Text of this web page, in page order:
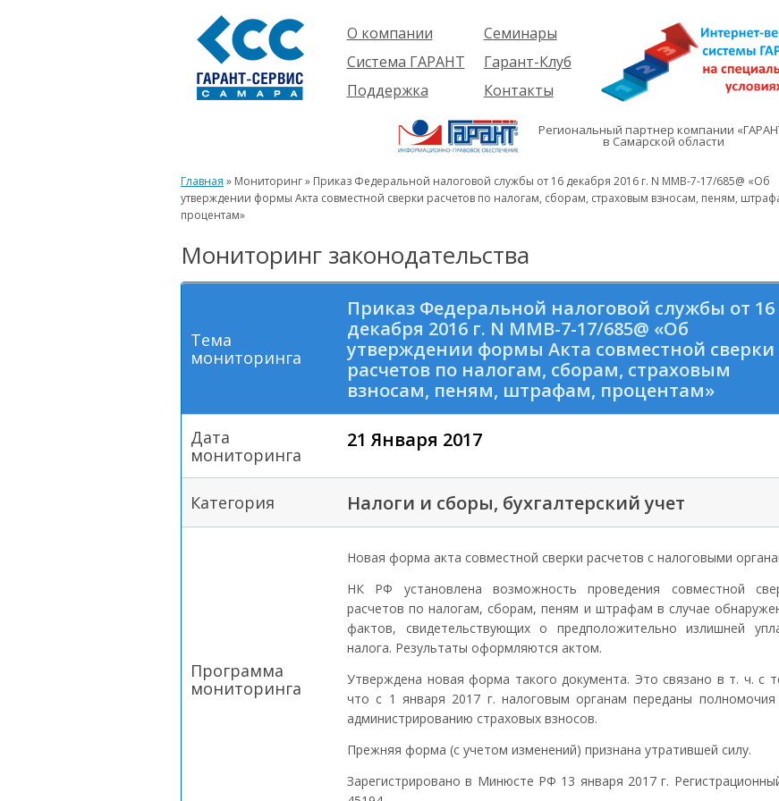
О компании
Компания
Проекты
Партнеры
Вакансии
Реквизиты
Информация
Система ГАРАНТ
О системе
решения
Комплекты
Новинки
История
Поддержка
Пользователям
Будущим
пользователям
Семинары
Об услуге
Предстоящие
семинары
Гарант-Клуб
Контакты
Региональный партнер компании
в Самарской области
Главная » Мониторинг » Приказ Федеральной налоговой службы от 16 декабря 2016 г. N ММВ-7-17/685@ «Об
утверждении формы Акта совместной сверки расчетов по налогам, сборам, страховым взносам, пеням,
процентам»
Мониторинг законодательства
Тема
мониторинга
Приказ Федеральной налоговой службы от 16
декабря 2016 г. N ММВ-7-17/685@ «Об
утверждении формы Акта совместной сверки
расчетов по налогам, сборам, страховым
взносам, пеням, штрафам, процентам»
Дата
мониторинга
21 Января 2017
Категория Налоги и сборы, бухгалтерский учет
Программа
мониторинга
Новая форма акта совместной сверки расчетов с налоговыми
НК РФ установлена возможность проведения совместной
расчетов по налогам, сборам, пеням и штрафам в случае
фактов, свидетельствующих о предположительно излишней
налога. Результаты оформляются актом.
Утверждена новая форма такого документа. Это связано в т. ч. с
что с 1 января 2017 г. налоговым органам переданы
администрированию страховых взносов.
Прежняя форма (с учетом изменений) признана утратившей силу.
Зарегистрировано в Минюсте РФ 13 января 2017 г.